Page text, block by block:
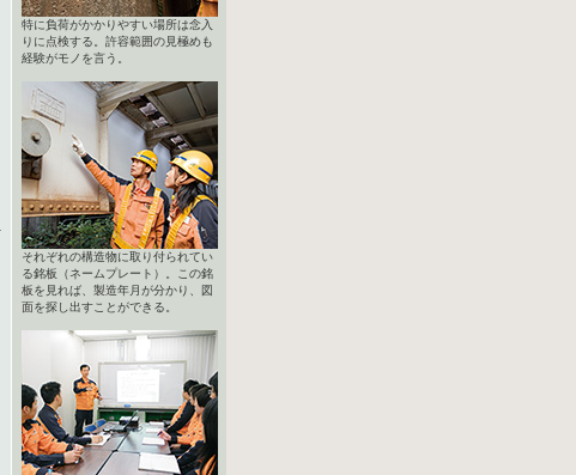
特に負荷がかかりやすい場所は念入
りに点検する。許容範囲の見極めも
経験がモノを言う。
それぞれの構造物に取り付られてい
る銘板（ネームプレート）。この銘
板を見れば、製造年月が分かり、図
面を探し出すことができる。